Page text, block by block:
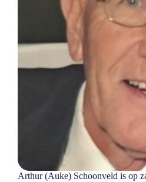
Arthur (Auke) Schoonveld is op